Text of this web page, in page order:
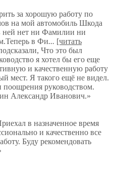
за хорошую работу по
на мой автомобиль Шкода
ней нет ни Фамилии ни
в Фи... [читать
Что это был
я хотел бы его еще
и качественную работу
мест. Я такого ещё не видел.
поощрения руководством.
Александр Иванович.»
в назначенное время
и качественно все
Буду рекомендовать